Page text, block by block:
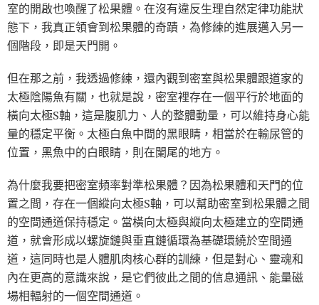
室的開啟也喚醒了松果體。在沒有違反生理自然定律功能狀
態下，我真正領會到松果體的奇蹟，為修練的進展邁入另一
個階段，即是天門開。
但在那之前，我透過修練，還內觀到密室與松果體跟道家的
太極陰陽魚有關，也就是說，密室裡存在一個平行於地面的
橫向太極S軸，這是腹肌力、人的整體動量，可以維持身心能
量的穩定平衡。太極白魚中間的黑眼睛，相當於在輸尿管的
位置，黑魚中的白眼睛，則在闌尾的地方。
為什麼我要把密室頻率對準松果體？因為松果體和天門的位
置之間，存在一個縱向太極S軸，可以幫助密室到松果體之間
的空間通道保持穩定。當橫向太極與縱向太極建立的空間通
道，就會形成以螺旋鏈與垂直鏈循環為基礎環繞於空間通
道，這同時也是人體肌肉核心群的訓練，但是對心、靈魂和
內在更高的意識來說，是它們彼此之間的信息通訊、能量磁
場相輻射的一個空間通道。